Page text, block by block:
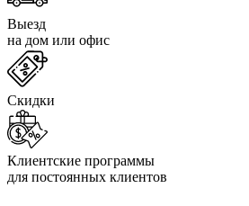
Выезд
на дом или офис
Скидки
Клиентские программы
для постоянных клиентов